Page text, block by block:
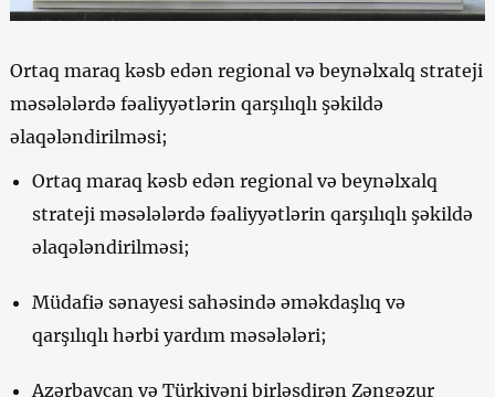
Ortaq maraq kəsb edən regional və beynəlxalq strateji
məsələlərdə fəaliyyətlərin qarşılıqlı şəkildə
əlaqələndirilməsi;
Ortaq maraq kəsb edən regional və beynəlxalq
strateji məsələlərdə fəaliyyətlərin qarşılıqlı şəkildə
əlaqələndirilməsi;
Müdafiə sənayesi sahəsində əməkdaşlıq və
qarşılıqlı hərbi yardım məsələləri;
Azərbaycan və Türkiyəni birləşdirən Zəngəzur